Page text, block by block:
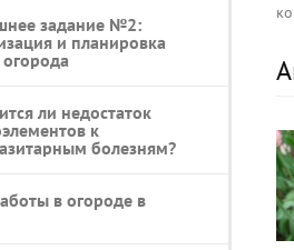
задание №2:
и планировка
ли недостаток
к
болезням?
в огороде в